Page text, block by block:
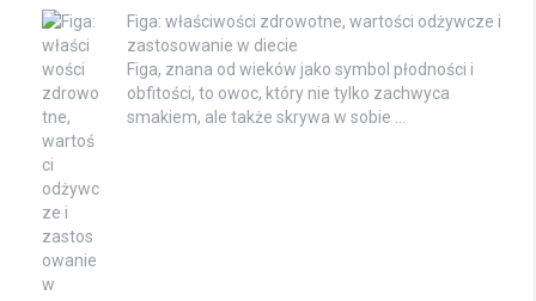
Figa: właściwości zdrowotne, wartości odżywcze i
zastosowanie w diecie
Figa, znana od wieków jako symbol płodności i
obfitości, to owoc, który nie tylko zachwyca
smakiem, ale także skrywa w sobie …